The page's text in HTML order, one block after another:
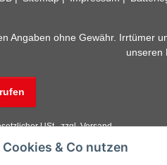
& Co nutzen
Angaben ohne Gewähr. Irrtümer
unseren
USt., zzgl.Versand